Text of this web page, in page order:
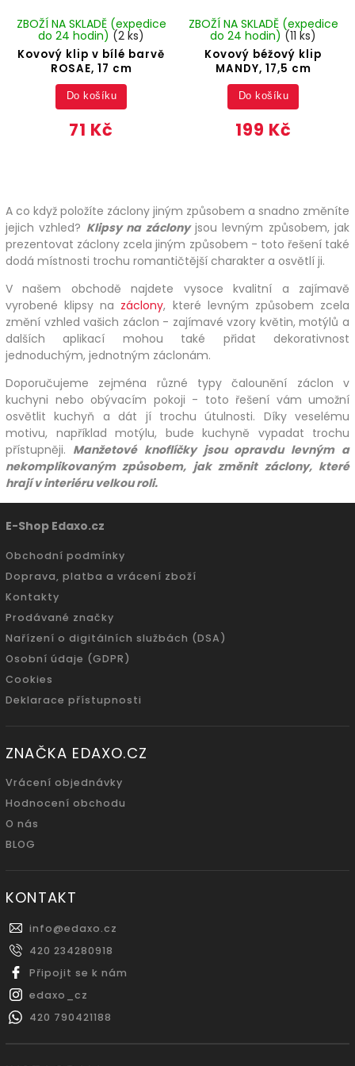
Kovový klip v bílé barvě
ROSAE, 17 cm
ZBOŽÍ NA SKLADĚ (expedice
do 24 hodin) (2 ks)
71 Kč
Do košíku
Kovový béžový klip
MANDY, 17,5 cm
ZBOŽÍ NA SKLADĚ (expedice
do 24 hodin) (11 ks)
199 Kč
Do košíku
A co když položíte záclony jiným způsobem a snadno změníte
jejich vzhled? Klipsy na záclonyjsou levným způsobem, jak
prezentovat záclony zcela jiným způsobem - toto řešení také
dodá místnosti trochu romantičtější charakter a osvětlí ji.
V našem obchodě najdete vysoce kvalitní a zajímavě
vyrobené klipsy na záclony, které levným způsobem zcela
změní vzhled vašich záclon - zajímavé vzory květin, motýlů a
dalších aplikací mohou také přidat dekorativnost
jednoduchým, jednotným záclonám.
Doporučujeme zejména různé typy čalounění záclon v
kuchyni nebo obývacím pokoji - toto řešení vám umožní
osvětlit kuchyň a dát jí trochu útulnosti. Díky veselému
motivu, například motýlu, bude kuchyně vypadat trochu
přístupněji. Manžetové knoflíčky jsou opravdu levným a
nekomplikovaným způsobem, jak změnit záclony, které
hrají v interiéru velkou roli.
E-Shop Edaxo.cz
Obchodní podmínky
Doprava, platba a vrácení zboží
Kontakty
Prodávané značky
Nařízení o digitálních službách (DSA)
Osobní údaje (GDPR)
Cookies
Deklarace přístupnosti
ZNAČKA EDAXO.CZ
Vrácení objednávky
Hodnocení obchodu
O nás
BLOG
KONTAKT
info@edaxo.cz
420 234280918
Připojit se k nám
edaxo_cz
420 790421188